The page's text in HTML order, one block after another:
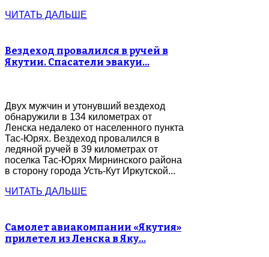
ЧИТАТЬ ДАЛЬШЕ
Вездеход провалился в ручей в
Якутии. Спасатели эвакуи…
Двух мужчин и утонувший вездеход
обнаружили в 134 километрах от
Ленска недалеко от населенного пункта
Тас-Юрях. Вездеход провалился в
ледяной ручей в 39 километрах от
поселка Тас-Юрях Мирнинского района
в сторону города Усть-Кут Иркутской...
ЧИТАТЬ ДАЛЬШЕ
Самолет авиакомпании «Якутия»
прилетел из Ленска в Яку…